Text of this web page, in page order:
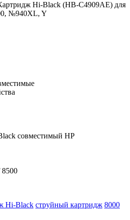
Hi-Black (HB-C4909AE) для
№940XL, Y
совместимый HP
8500
Hi-Black струйный картридж 8000